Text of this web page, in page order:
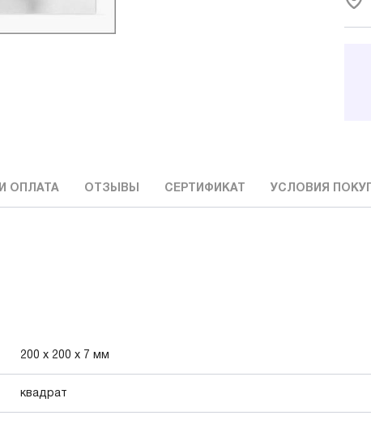
ОПЛАТА ОТЗЫВЫ СЕРТИФИКАТ УСЛОВИЯ
200 х 200 х 7 мм
квадрат